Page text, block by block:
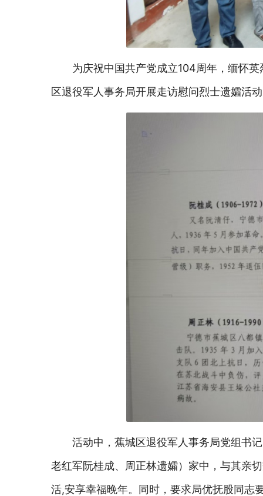
为庆祝中国共产党成立104周年，缅怀英
区退役军人事务局开展走访慰问烈士遗孀活
活动中，蕉城区退役军人事务局党组书
老红军阮桂成、周正林遗孀）家中，与其亲
活,安享幸福晚年。同时，要求局优抚股同志